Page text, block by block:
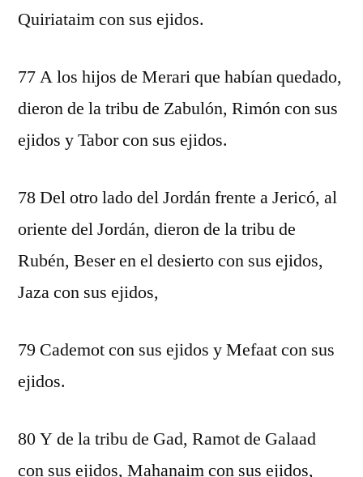
Quiriataim con sus ejidos.
77 A los hijos de Merari que habían quedado,
dieron de la tribu de Zabulón, Rimón con sus
ejidos y Tabor con sus ejidos.
78 Del otro lado del Jordán frente a Jericó, al
oriente del Jordán, dieron de la tribu de
Rubén, Beser en el desierto con sus ejidos,
Jaza con sus ejidos,
79 Cademot con sus ejidos y Mefaat con sus
ejidos.
80 Y de la tribu de Gad, Ramot de Galaad
con sus ejidos, Mahanaim con sus ejidos,